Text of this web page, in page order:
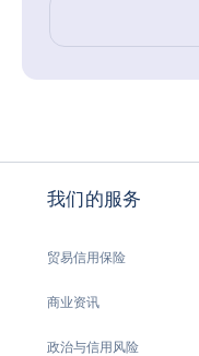
我们的服务
贸易信用保险
商业资讯
政治与信用风险